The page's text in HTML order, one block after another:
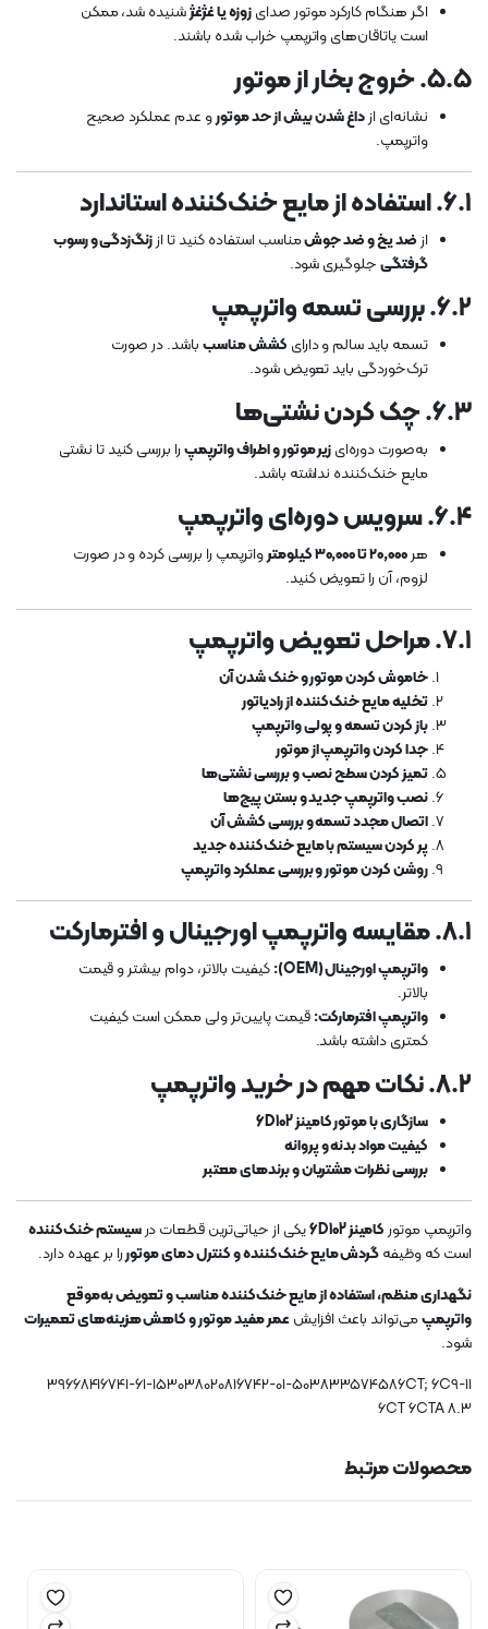
اگر هنگام کارکرد موتور صدایزوزه یا غژغژشنیده شد، ممکن
است یاتاقان‌های واترپمپ خراب شده باشند.
۵.۵. خروج بخار از موتور
نشانه‌ای ازداغ شدن بیش از حد موتورو عدم عملکرد صحیح
واترپمپ.
۶.۱. استفاده از مایع خنک‌کننده استاندارد
ازضد یخ و ضد جوشمناسب استفاده کنید تا اززنگ‌زدگی و رسوب
گرفتگیجلوگیری شود.
۶.۲. بررسی تسمه واترپمپ
تسمه باید سالم و دارای کشش مناسبباشد. در صورت
ترک‌خوردگی باید تعویض شود.
۶.۳. چک کردن نشتی‌ها
به‌صورت دوره‌ایزیر موتور و اطراف واترپمپرا بررسی کنید تا نشتی
مایع خنک‌کننده نداشته باشد.
۶.۴. سرویس دوره‌ای واترپمپ
هر۲۰,۰۰۰ تا ۳۰,۰۰۰ کیلومتر
واترپمپ را بررسی کرده و در صورت
لزوم، آن را تعویض کنید.
۷.۱. مراحل تعویض واترپمپ
خاموش کردن موتور و خنک شدن آن
تخلیه مایع خنک‌کننده از رادیاتور
باز کردن تسمه و پولی واترپمپ
جدا کردن واترپمپ از موتور
تمیز کردن سطح نصب و بررسی نشتی‌ها
نصب واترپمپ جدید و بستن پیچ‌ها
اتصال مجدد تسمه و بررسی کشش آن
پر کردن سیستم با مایع خنک‌کننده جدید
روشن کردن موتور و بررسی عملکرد واترپمپ
۸.۱. مقایسه واترپمپ اورجینال و افترمارکت
واترپمپ اورجینال (OEM):
کیفیت بالاتر، دوام بیشتر و قیمت
بالاتر.
واترپمپ افترمارکت:قیمت پایین‌تر ولی ممکن است کیفیت
کمتری داشته باشد.
۸.۲. نکات مهم در خرید واترپمپ
سازگاری با موتور کامینز 6D102
کیفیت مواد بدنه و پروانه
بررسی نظرات مشتریان و برندهای معتبر
واترپمپ موتورکامینز 6D102 یکی از حیاتی‌ترین قطعات درسیستم خنک‌کننده
است که وظیفهگردش مایع خنک‌کننده و کنترل دمای موتوررا بر عهده دارد.
نگهداری منظم، استفاده از مایع خنک‌کننده مناسب و تعویض به‌موقع
واترپمپمی‌تواند باعث افزایش عمر مفید موتور و کاهش هزینه‌های تعمیرات
شود.
39668416741-61-153038020816742-01-503833574586CT; 6C9-11
6CT 6CTA 8.3
محصولات مرتبط